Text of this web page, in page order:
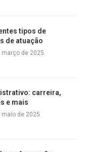
tipos de
de atuação
março de 2025
carreira,
e mais
maio de 2025